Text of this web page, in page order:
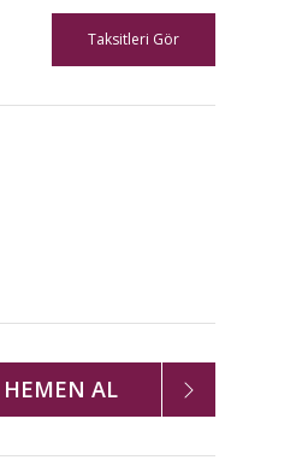
Taksitleri Gör
HEMEN AL